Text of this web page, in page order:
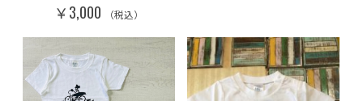
￥3,000 （税込）